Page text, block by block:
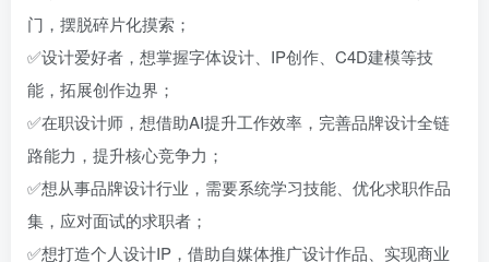
门，摆脱碎片化摸索；
✅设计爱好者，想掌握字体设计、IP创作、C4D建模等技
能，拓展创作边界；
✅在职设计师，想借助AI提升工作效率，完善品牌设计全链
路能力，提升核心竞争力；
✅想从事品牌设计行业，需要系统学习技能、优化求职作品
集，应对面试的求职者；
✅想打造个人设计IP，借助自媒体推广设计作品、实现商业